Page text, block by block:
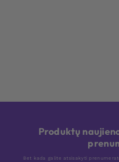
Produktų
Bet kada galite atsisakyti